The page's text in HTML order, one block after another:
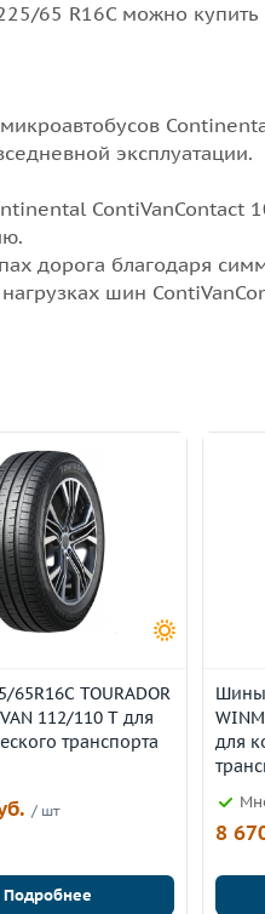
65 R16C можно
эксплуатации.
ContiVanContact
дорога благодаря
шин
TOURADOR
112/110 T для
транспорта
/ шт
Подробнее
Шины
для
8